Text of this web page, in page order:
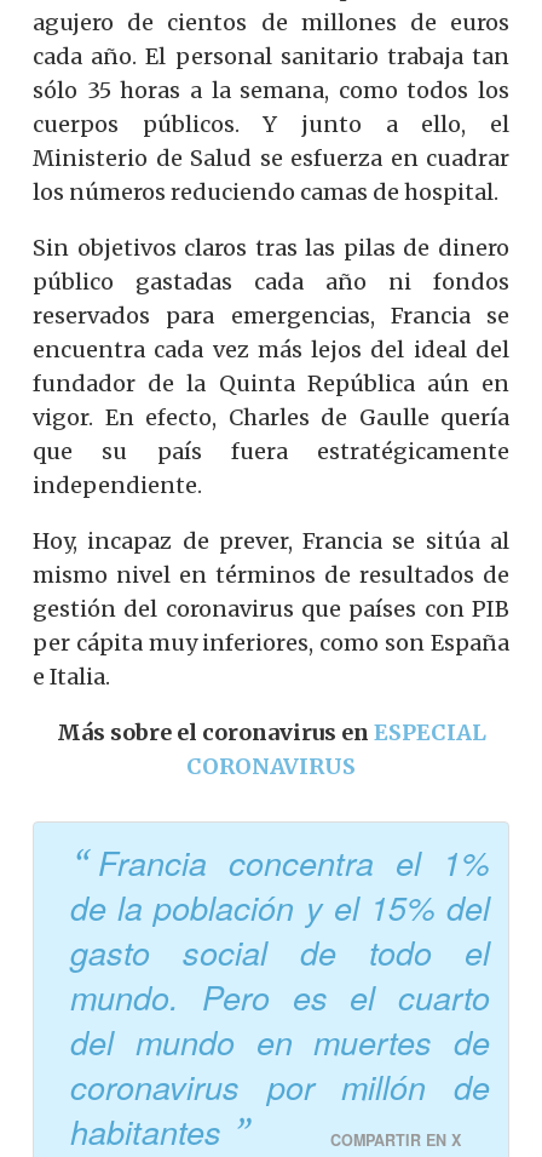
agujero de cientos de millones de euros
cada año. El personal sanitario trabaja tan
sólo 35 horas a la semana, como todos los
cuerpos públicos. Y junto a ello, el
Ministerio de Salud se esfuerza en cuadrar
los números reduciendo camas de hospital.
Sin objetivos claros tras las pilas de dinero
público gastadas cada año ni fondos
reservados para emergencias, Francia se
encuentra cada vez más lejos del ideal del
fundador de la Quinta República aún en
vigor. En efecto, Charles de Gaulle quería
que su país fuera estratégicamente
independiente.
Hoy, incapaz de prever, Francia se sitúa al
mismo nivel en términos de resultados de
gestión del coronavirus que países con PIB
per cápita muy inferiores, como son España
e Italia.
Más sobre el coronavirus en ESPECIAL
CORONAVIRUS
Francia concentra el 1%
de la población y el 15% del
gasto social de todo el
mundo. Pero es el cuarto
del mundo en muertes de
coronavirus por millón de
habitantes
COMPARTIR EN X